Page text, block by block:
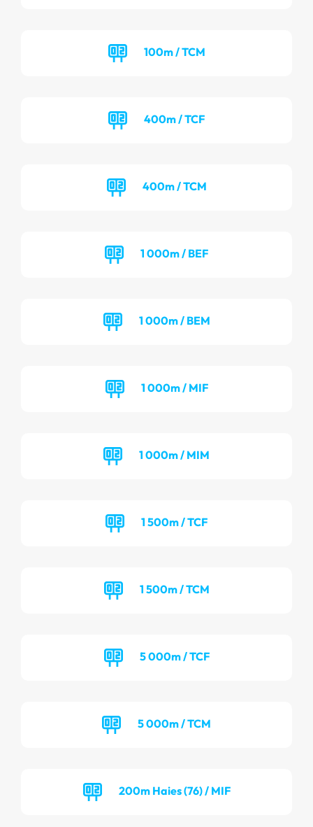
100m / TCM
400m / TCF
400m / TCM
1 000m / BEF
1 000m / BEM
1 000m / MIF
1 000m / MIM
1 500m / TCF
1 500m / TCM
5 000m / TCF
5 000m / TCM
200m Haies (76) / MIF